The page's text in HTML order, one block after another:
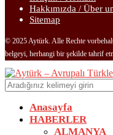
Hakkımızda / Über
Sitemap
© 2025 Aytürk. Alle Rechte
belgeyi, herhangi bir şekilde tahrif
Anasayfa
HABERLER
ALMANYA